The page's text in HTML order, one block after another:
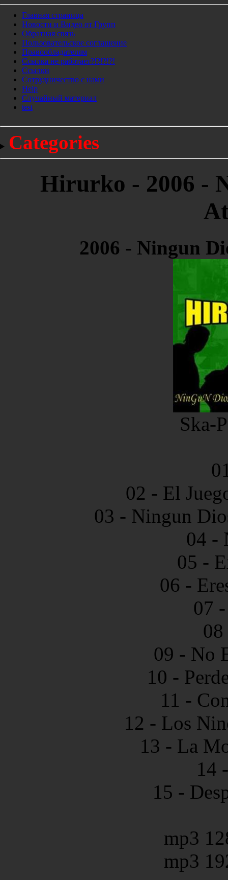
Главная страница
Новости и Видео от Групп
Обратная связь
Пользовательское соглашение
Правообладателям
Ссылка не работает?!?!?!?!
Ссылки
Сотрудничество с нами
Help
Cлучайный материал
test
Categories
Hirurko - 2006 -
2006 - Ningun
Ska-
02 - El
03 - Ningun
04 -
05 -
06 -
07
09 - No
10 -
11 -
12 - Los
13 - La
14
15 -
mp3
mp3